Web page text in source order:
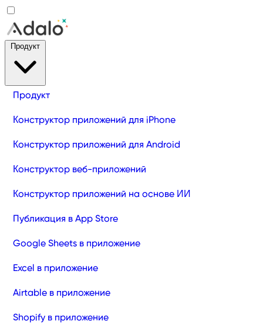
Продукт
Конструктор приложений для iPhone
Конструктор приложений для Android
Конструктор веб-приложений
Конструктор приложений на основе ИИ
Публикация в App Store
Google Sheets в приложение
Excel в приложение
Airtable в приложение
Shopify в приложение